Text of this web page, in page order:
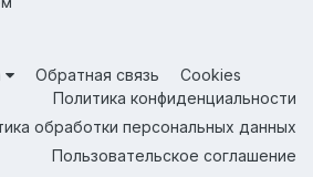
Обратная связь
Cookies
Политика конфиденциальности
обработки персональных данных
Пользовательское соглашение